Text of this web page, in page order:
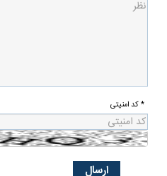
* کد امنیتی